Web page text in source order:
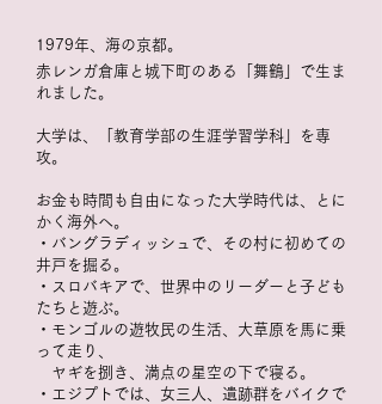
1979年、海の京都。
赤レンガ倉庫と城下町のある「舞鶴」で生ま
れました。
大学は、
「教育学部の生涯学習学科」を専
攻。
お金も時間も自由になった大学時代は、とに
かく海外へ。
・バングラディッシュで、その村に初めての
井戸を掘る。
・スロバキアで、世界中のリーダーと子ども
たちと遊ぶ。
・モンゴルの遊牧民の生活、大草原を馬に乗
って走り、
ヤギを捌き、満点の星空の下で寝る。
・エジプトでは、女三人、遺跡群をバイクで